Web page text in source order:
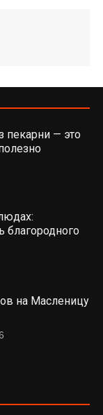
пекарни — это
благородного
на Масленицу